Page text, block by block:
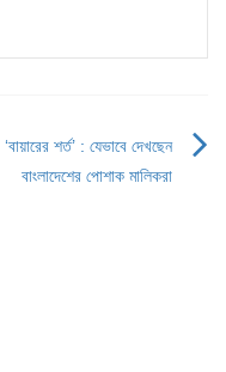
‘বায়ারের শর্ত’ : যেভাবে দেখছেন
বাংলাদেশের পোশাক মালিকরা